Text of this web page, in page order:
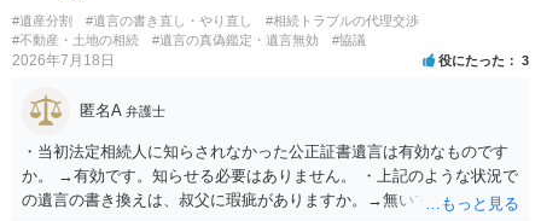
#遺産分割 #遺言の書き直し・やり直し
#相続トラブルの代理交渉
#不動産・土地の相続
#遺言の真偽鑑定・遺言無効 #協議
2026年7月18日 役にたった 3
匿名A 弁護士
・当初法定相続人に知らされなかった公正証書遺言は有効なものです
か。 →有効です。知らせる必要はありません。 ・上記のような状況で
の遺言の書き換えは、叔父に瑕疵がありますか。→無いです。 ・分割